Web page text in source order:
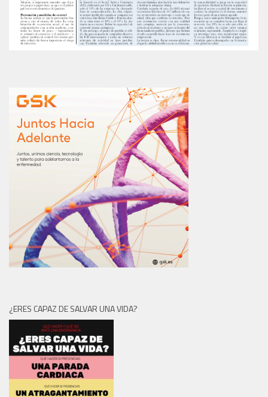
¿ERES CAPAZ DE SALVAR UNA VIDA?